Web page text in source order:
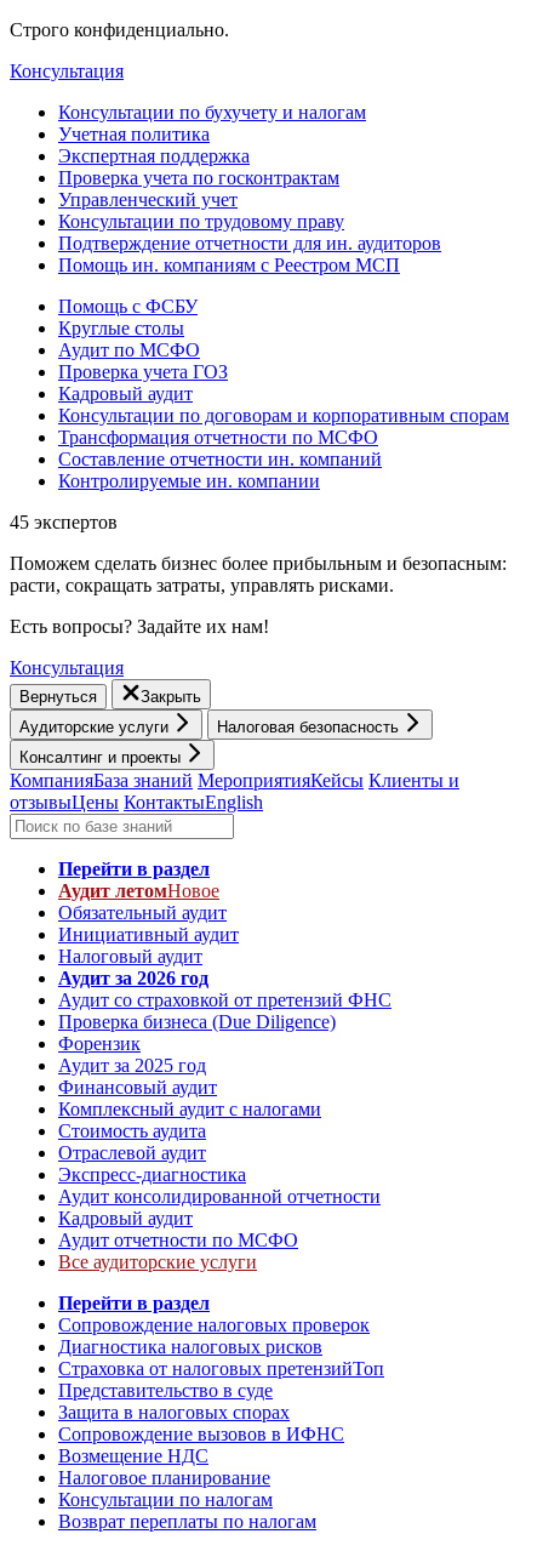
Строго конфиденциально.
Консультация
Консультации по бухучету и налогам
Учетная политика
Экспертная поддержка
Проверка учета по госконтрактам
Управленческий учет
Консультации по трудовому праву
Подтверждение отчетности для ин. аудиторов
Помощь ин. компаниям с Реестром МСП
Помощь с ФСБУ
Круглые столы
Аудит по МСФО
Проверка учета ГОЗ
Кадровый аудит
Консультации по договорам и корпоративным спорам
Трансформация отчетности по МСФО
Составление отчетности ин. компаний
Контролируемые ин. компании
45 экспертов
Поможем сделать бизнес более прибыльным и безопасным:
расти, cокращать затраты, управлять рисками.
Есть вопросы? Задайте их нам!
Консультация
Вернуться
Закрыть
Аудиторские услуги
Налоговая безопасность
Консалтинг и проекты
КомпанияБаза знаний МероприятияКейсы Клиенты и
отзывыЦены КонтактыEnglish
Перейти в раздел
Аудит летомНовое
Обязательный аудит
Инициативный аудит
Налоговый аудит
Аудит за 2026 год
Аудит со страховкой от претензий ФНС
Проверка бизнеса (Due Diligence)
Форензик
Аудит за 2025 год
Финансовый аудит
Комплексный аудит с налогами
Стоимость аудита
Отраслевой аудит
Экспресс-диагностика
Аудит консолидированной отчетности
Кадровый аудит
Аудит отчетности по МСФО
Все аудиторские услуги
Перейти в раздел
Сопровождение налоговых проверок
Диагностика налоговых рисков
Страховка от налоговых претензийТоп
Представительство в суде
Защита в налоговых спорах
Сопровождение вызовов в ИФНС
Возмещение НДС
Налоговое планирование
Консультации по налогам
Возврат переплаты по налогам